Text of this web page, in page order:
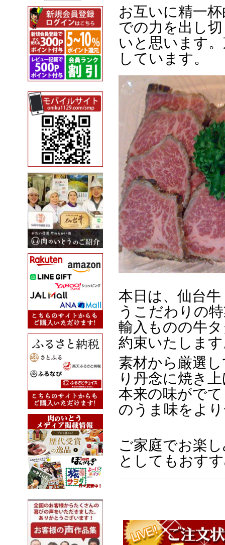
お互いに精一
での力を出し
いと思います
しています。
本日は、仙台
うこだわりの
輸入ものの牛
約束いたしま
素材から厳選
り丹念に焼き
本来の味がで
のうま味をよ
ご家庭でお楽
としてもおす